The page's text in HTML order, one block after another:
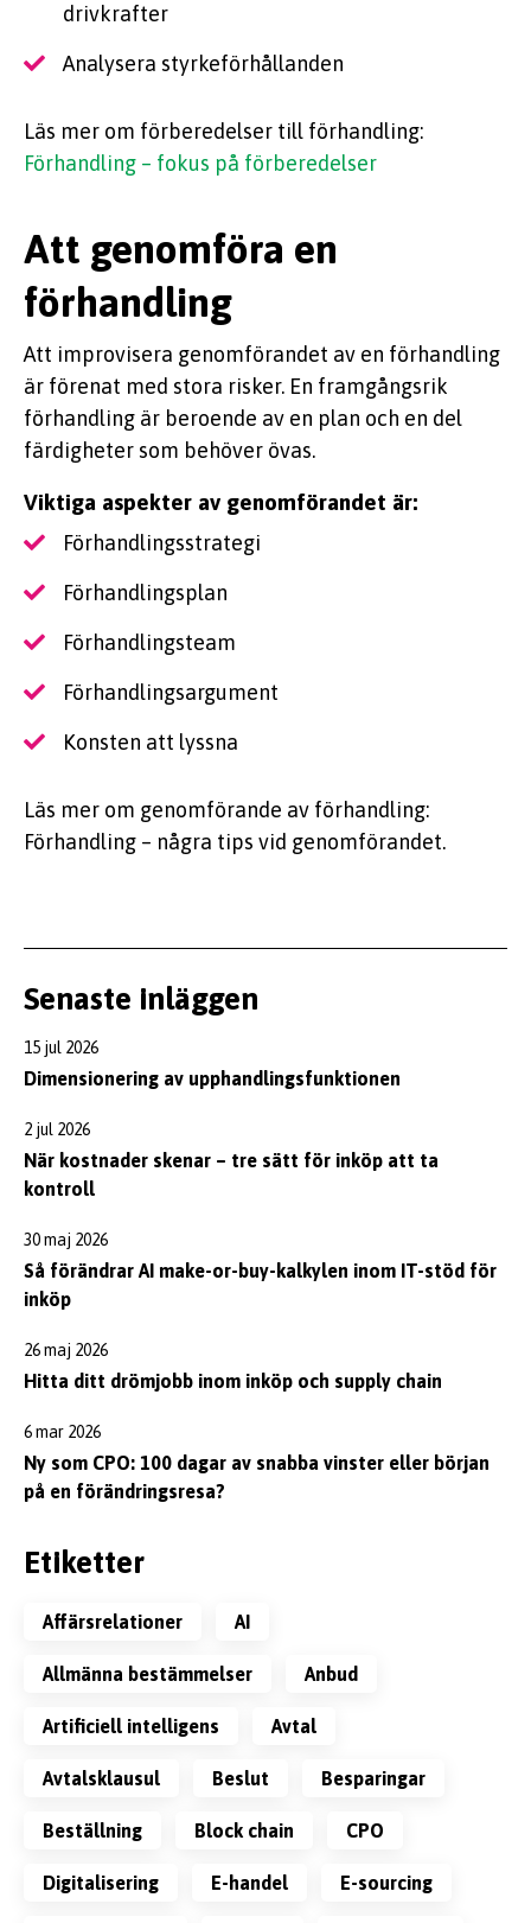
drivkrafter
Analysera styrkeförhållanden
Läs mer om förberedelser till förhandling:
Förhandling – fokus på förberedelser
Att genomföra en
förhandling
Att improvisera genomförandet av en förhandling
är förenat med stora risker. En framgångsrik
förhandling är beroende av en plan och en del
färdigheter som behöver övas.
Viktiga aspekter av genomförandet är:
Förhandlingsstrategi
Förhandlingsplan
Förhandlingsteam
Förhandlingsargument
Konsten att lyssna
Läs mer om genomförande av förhandling:
Förhandling – några tips vid genomförandet.
Senaste inläggen
15 jul 2026
Dimensionering av upphandlingsfunktionen
2 jul 2026
När kostnader skenar – tre sätt för inköp att ta
kontroll
30 maj 2026
Så förändrar AI make-or-buy-kalkylen inom IT-stöd för
inköp
26 maj 2026
Hitta ditt drömjobb inom inköp och supply chain
6 mar 2026
Ny som CPO: 100 dagar av snabba vinster eller början
på en förändringsresa?
Etiketter
affärsrelationer AI
allmänna bestämmelser anbud
artificiell intelligens avtal
avtalsklausul beslut besparingar
beställning block chain CPO
digitalisering e-handel e-sourcing